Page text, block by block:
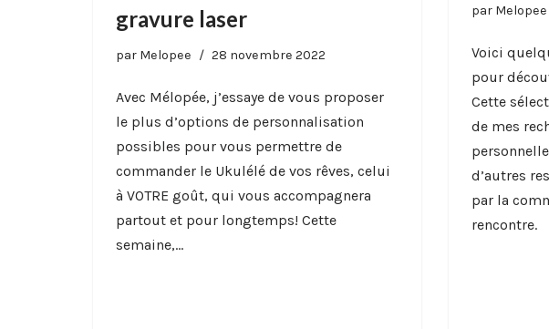
gravure laser
par Melopee 28 novembre 2022
Avec Mélopée, j’essaye de vous proposer
le plus d’options de personnalisation
possibles pour vous permettre de
commander le Ukulélé de vos rêves, celui
à VOTRE goût, qui vous accompagnera
partout et pour longtemps! Cette
semaine,…
par Melopee
Voici
pour
Cette
de mes
d’autres
par la
rencontre.